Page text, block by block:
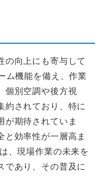
の向上にも寄与して
ム機能を備え、作業
個別空調や後方視
約されており、特に
が期待されていま
と効率性が一層高ま
、現場作業の未来を
であり、その普及に